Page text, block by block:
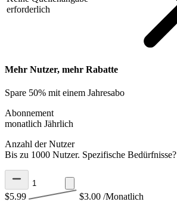
erforderlich
Mehr Nutzer, mehr Rabatte
Spare 50% mit einem Jahresabo
Abonnement
monatlich Jährlich
Anzahl der Nutzer
Bis zu 1000 Nutzer. Spezifische Bedürfnisse?
$5.99 $3.00 /Monatlich